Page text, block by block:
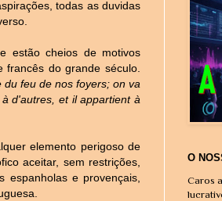
todas as duvidas
estão cheios de motivos
do grande século.
feu de nos foyers; on va
d'autres, et il appartient à
elemento perigoso de
aceitar, sem restrições,
espanholas e provençais,
O
Caros